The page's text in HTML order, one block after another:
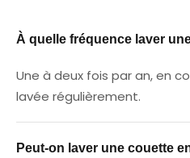
À quelle fréquence
À quelle fréquence laver
Une à deux fois par an, en
lavée régulièrement.
Peut-on laver une
Peut-on laver une couette